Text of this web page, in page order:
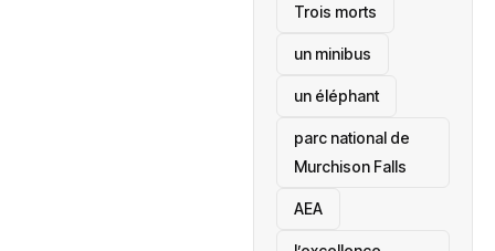
Trois morts
un minibus
un éléphant
parc national de
Murchison Falls
AEA